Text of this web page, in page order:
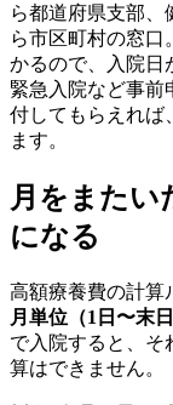
ら都道府県支部、
ら市区町村の窓口
かるので、入院日
緊急入院など事前
付してもらえれば
ます。
月をまたい
になる
高額療養費の計算
月単位（1日〜末日
で入院すると、そ
算はできません。